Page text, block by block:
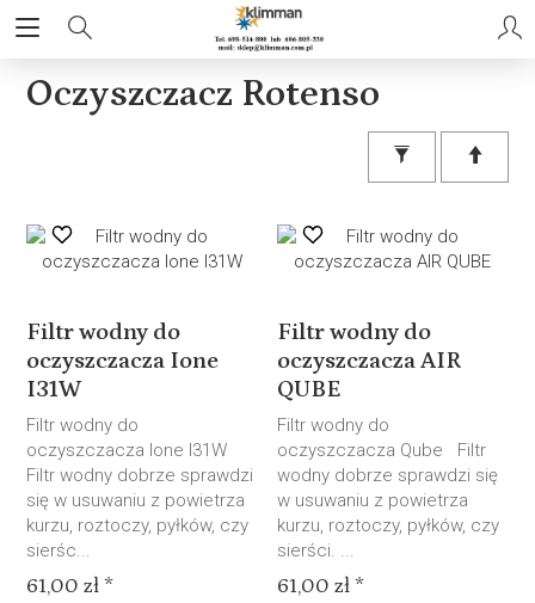
Oczyszczacz Rotenso
Filtr wodny do
oczyszczacza Ione
I31W
Filtr wodny do
oczyszczacza Ione I31W
Filtr wodny dobrze sprawdzi
się w usuwaniu z powietrza
kurzu, roztoczy, pyłków, czy
sierśc...
61,00 zł *
Filtr wodny do
oczyszczacza AIR
QUBE
Filtr wodny do
oczyszczacza Qube Filtr
wodny dobrze sprawdzi się
w usuwaniu z powietrza
kurzu, roztoczy, pyłków, czy
sierści. ...
61,00 zł *